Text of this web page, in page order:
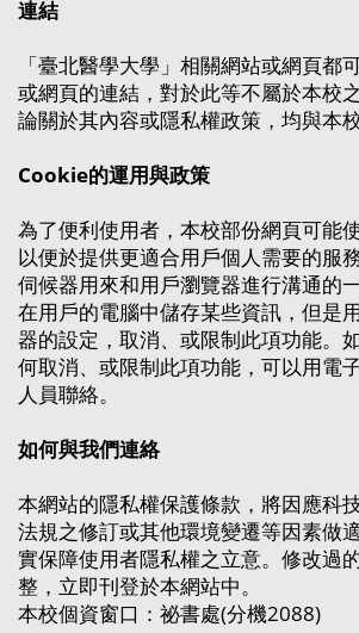
連結
「臺北醫學大學」相關網站或網頁都
或網頁的連結，對於此等不屬於本校
論關於其內容或隱私權政策，均與本校
Cookie的運用與政策
為了便利使用者，本校部份網頁可能
以便於提供更適合用戶個人需要的服
伺候器用來和用戶瀏覽器進行溝通的
在用戶的電腦中儲存某些資訊，但是
器的設定，取消、或限制此項功能。
何取消、或限制此項功能，可以用電
人員聯絡。
如何與我們連絡
本網站的隱私權保護條款，將因應科
法規之修訂或其他環境變遷等因素做
實保障使用者隱私權之立意。修改過
整，立即刊登於本網站中。
本校個資窗口：祕書處(分機2088)